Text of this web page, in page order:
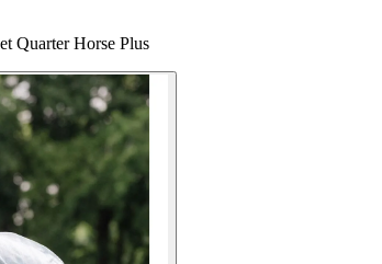
Quarter Horse Plus